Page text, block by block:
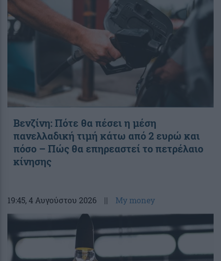
Βενζίνη: Πότε θα πέσει η μέση
πανελλαδική τιμή κάτω από 2 ευρώ και
πόσο – Πώς θα επηρεαστεί το πετρέλαιο
κίνησης
19:45, 4 Αυγούστου 2026 || My money